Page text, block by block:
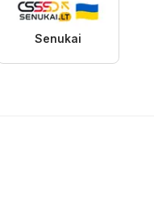
Senukai